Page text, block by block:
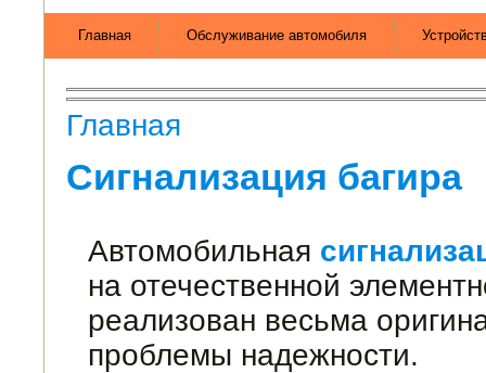
Главная Обслуживание автомобиля
Главная
Сигнализация багира
Автомобильная
на отече­ственной
реализован весьма
проблемы надежности.